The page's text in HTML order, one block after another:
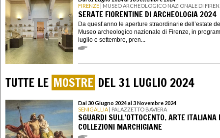
FIRENZE | MUSEO ARCHEOLOGICO NAZIONALE DI
SERATE FIORENTINE DI ARCHEOLOGIA 2024
Da quest’anno le aperture straordinarie dell’estate
Museo archeologico nazionale di Firenze, in
luglio e settembre, pren...
TUTTE LE MOSTRE DEL 31 LUGLIO 2024
Dal 30 Giugno 2024 al 3 Novembre 2024
SENIGALLIA | PALAZZETTO BAVIERA
SGUARDI SULL’OTTOCENTO. ARTE ITALIANA
COLLEZIONI MARCHIGIANE